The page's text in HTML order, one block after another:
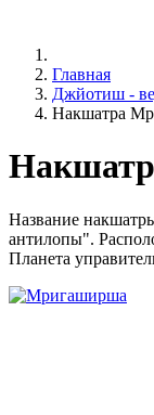
Главная
Джйотиш -
Накшатра
Название
антилопы".
Планета